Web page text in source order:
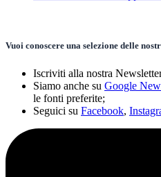
Vuoi conoscere una selezione delle
Iscriviti alla nostra
Siamo anche su Google
le fonti preferite;
Seguici su Facebook,